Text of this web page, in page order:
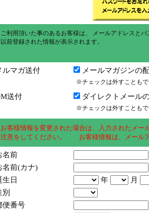
ご利用頂いた事のあるお客様は、 メールアドレスと
以前登録された情報が表示されます。
ルマガ送付 メールマガジンの
※チェックは外すことも
送付 ダイレクトメール
※チェックは外すことも
お客様情報を変更された場合は、入力されたメ
注意をしてください。 お客様情報は、メール
名前
名前(カナ)
生日
年
月
別
便番号